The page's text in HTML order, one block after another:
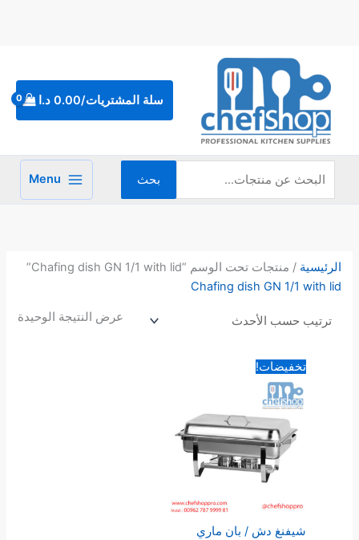
سلة المشتريات/0.00 د.ا
عن:
بحث Menu
الرئيسية / منتجات تحت الوسم “Chafing dish GN 1/1 with lid”
Chafing dish GN 1/1 with lid
عرض النتيجة الوحيدة
تخفيضات!
شيفنغ دش / بان ماري
السعر
الأصلي